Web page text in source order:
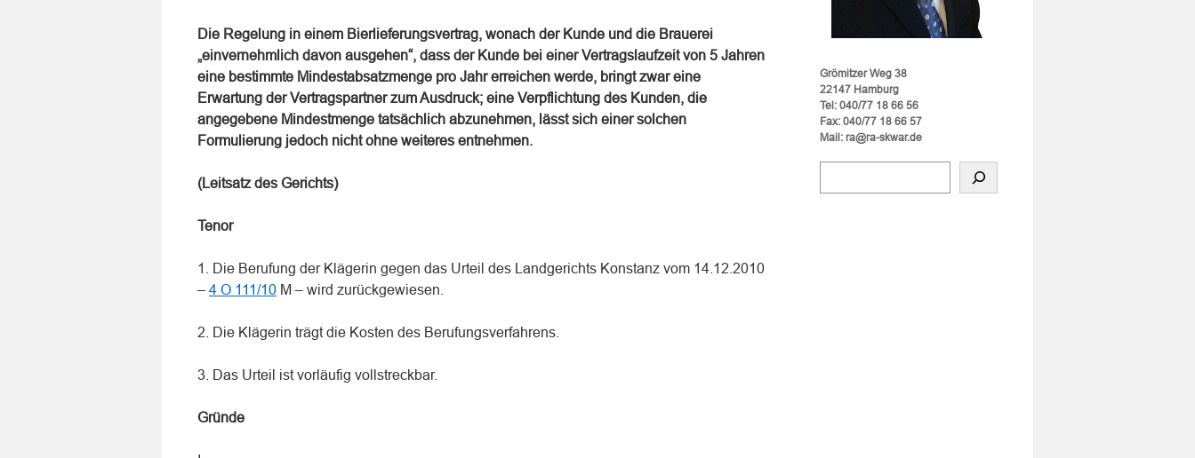
Die Regelung in einem Bierlieferungsvertrag, wonach der Kunde und die Brauerei
„einvernehmlich davon ausgehen“, dass der Kunde bei einer Vertragslaufzeit von 5 Jahren
eine bestimmte Mindestabsatzmenge pro Jahr erreichen werde, bringt zwar eine
Erwartung der Vertragspartner zum Ausdruck; eine Verpflichtung des Kunden, die
angegebene Mindestmenge tatsächlich abzunehmen, lässt sich einer solchen
Formulierung jedoch nicht ohne weiteres entnehmen.
(Leitsatz des Gerichts)
Tenor
1. Die Berufung der Klägerin gegen das Urteil des Landgerichts Konstanz vom 14.12.2010
– 4 O 111/10 M – wird zurückgewiesen.
2. Die Klägerin trägt die Kosten des Berufungsverfahrens.
3. Das Urteil ist vorläufig vollstreckbar.
Gründe
Grömitzer Weg 38
22147 Hamburg
Tel: 040/77 18 66 56
Fax: 040/77 18 66 57
Mail: ra@ra-skwar.de